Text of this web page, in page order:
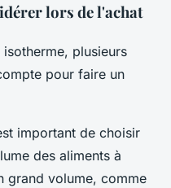
lors de l'achat
plusieurs
pour faire un
important de choisir
des aliments à
grand volume, comme